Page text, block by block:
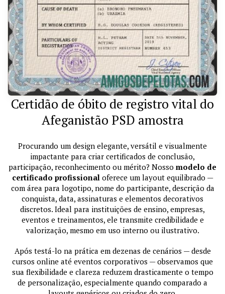
Certidão de óbito de registro vital do
Afeganistão PSD amostra
Procurando um design elegante, versátil e visualmente
impactante para criar certificados de conclusão,
participação, reconhecimento ou mérito? Nosso modelo de
certificado profissional oferece um layout equilibrado —
com área para logotipo, nome do participante, descrição da
conquista, data, assinaturas e elementos decorativos
discretos. Ideal para instituições de ensino, empresas,
eventos e treinamentos, ele transmite credibilidade e
valorização, mesmo em uso interno ou ilustrativo.
Após testá-lo na prática em dezenas de cenários — desde
cursos online até eventos corporativos — observamos que
sua flexibilidade e clareza reduzem drasticamente o tempo
de personalização, especialmente quando comparado a